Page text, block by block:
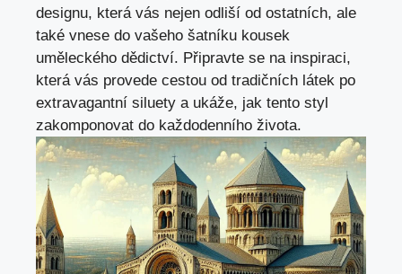
designu, která vás nejen odliší od ostatních, ale
také vnese do vašeho šatníku kousek
uměleckého dědictví. Připravte se na inspiraci,
která vás provede cestou od tradičních látek po
extravagantní siluety a ukáže, jak tento styl
zakomponovat do každodenního života.